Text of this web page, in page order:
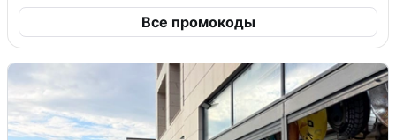
Все промокоды